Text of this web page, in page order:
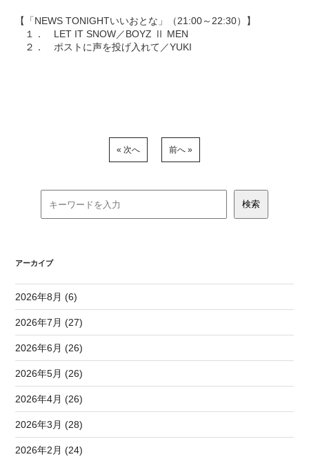
【「NEWS TONIGHTいいおとな」（21:00～22:30）】
１． LET IT SNOW／BOYZ Ⅱ MEN
２． ポストに声を投げ入れて／YUKI
« 次へ 前へ »
アーカイブ
2026年8月 (6)
2026年7月 (27)
2026年6月 (26)
2026年5月 (26)
2026年4月 (26)
2026年3月 (28)
2026年2月 (24)